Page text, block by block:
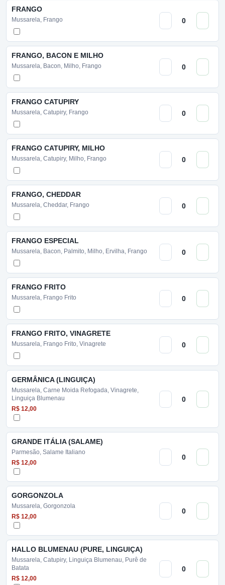
FRANGO
Mussarela, Frango
FRANGO, BACON E MILHO
Mussarela, Bacon, Milho, Frango
FRANGO CATUPIRY
Mussarela, Catupiry, Frango
FRANGO CATUPIRY, MILHO
Mussarela, Catupiry, Milho, Frango
FRANGO, CHEDDAR
Mussarela, Cheddar, Frango
FRANGO ESPECIAL
Mussarela, Bacon, Palmito, Milho, Ervilha, Frango
FRANGO FRITO
Mussarela, Frango Frito
FRANGO FRITO, VINAGRETE
Mussarela, Frango Frito, Vinagrete
GERMÂNICA (LINGUIÇA)
Mussarela, Carne Moida Refogada, Vinagrete,
Linguiça Blumenau
R$ 12,00
GRANDE ITÁLIA (SALAME)
Parmesão, Salame Italiano
R$ 12,00
GORGONZOLA
Mussarela, Gorgonzola
R$ 12,00
HALLO BLUMENAU (PURE, LINGUIÇA)
Mussarela, Catupiry, Linguiça Blumenau, Purê de
Batata
R$ 12,00